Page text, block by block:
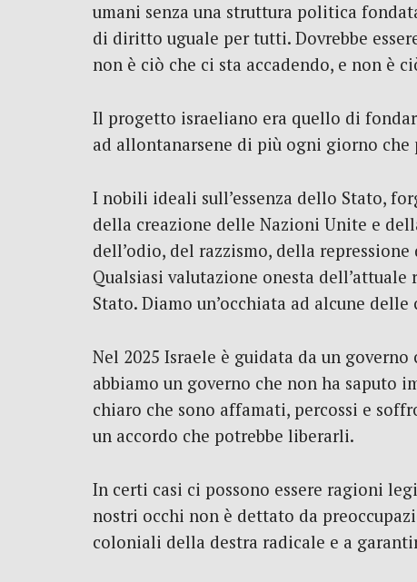
umani senza una struttura politica
di diritto uguale per tutti. Dovrebbe
non è ciò che ci sta accadendo, e non è
Il progetto israeliano era quello di
ad allontanarsene di più ogni giorno che
I nobili ideali sull’essenza dello Stato,
della creazione delle Nazioni Unite e
dell’odio, del razzismo, della
Qualsiasi valutazione onesta
Stato. Diamo un’occhiata ad alcune
Nel 2025 Israele è guidata da un
abbiamo un governo che non ha
chiaro che sono affamati, percossi e
un accordo che potrebbe liberarli.
In certi casi ci possono essere ragioni
nostri occhi non è dettato da
coloniali della destra radicale e a